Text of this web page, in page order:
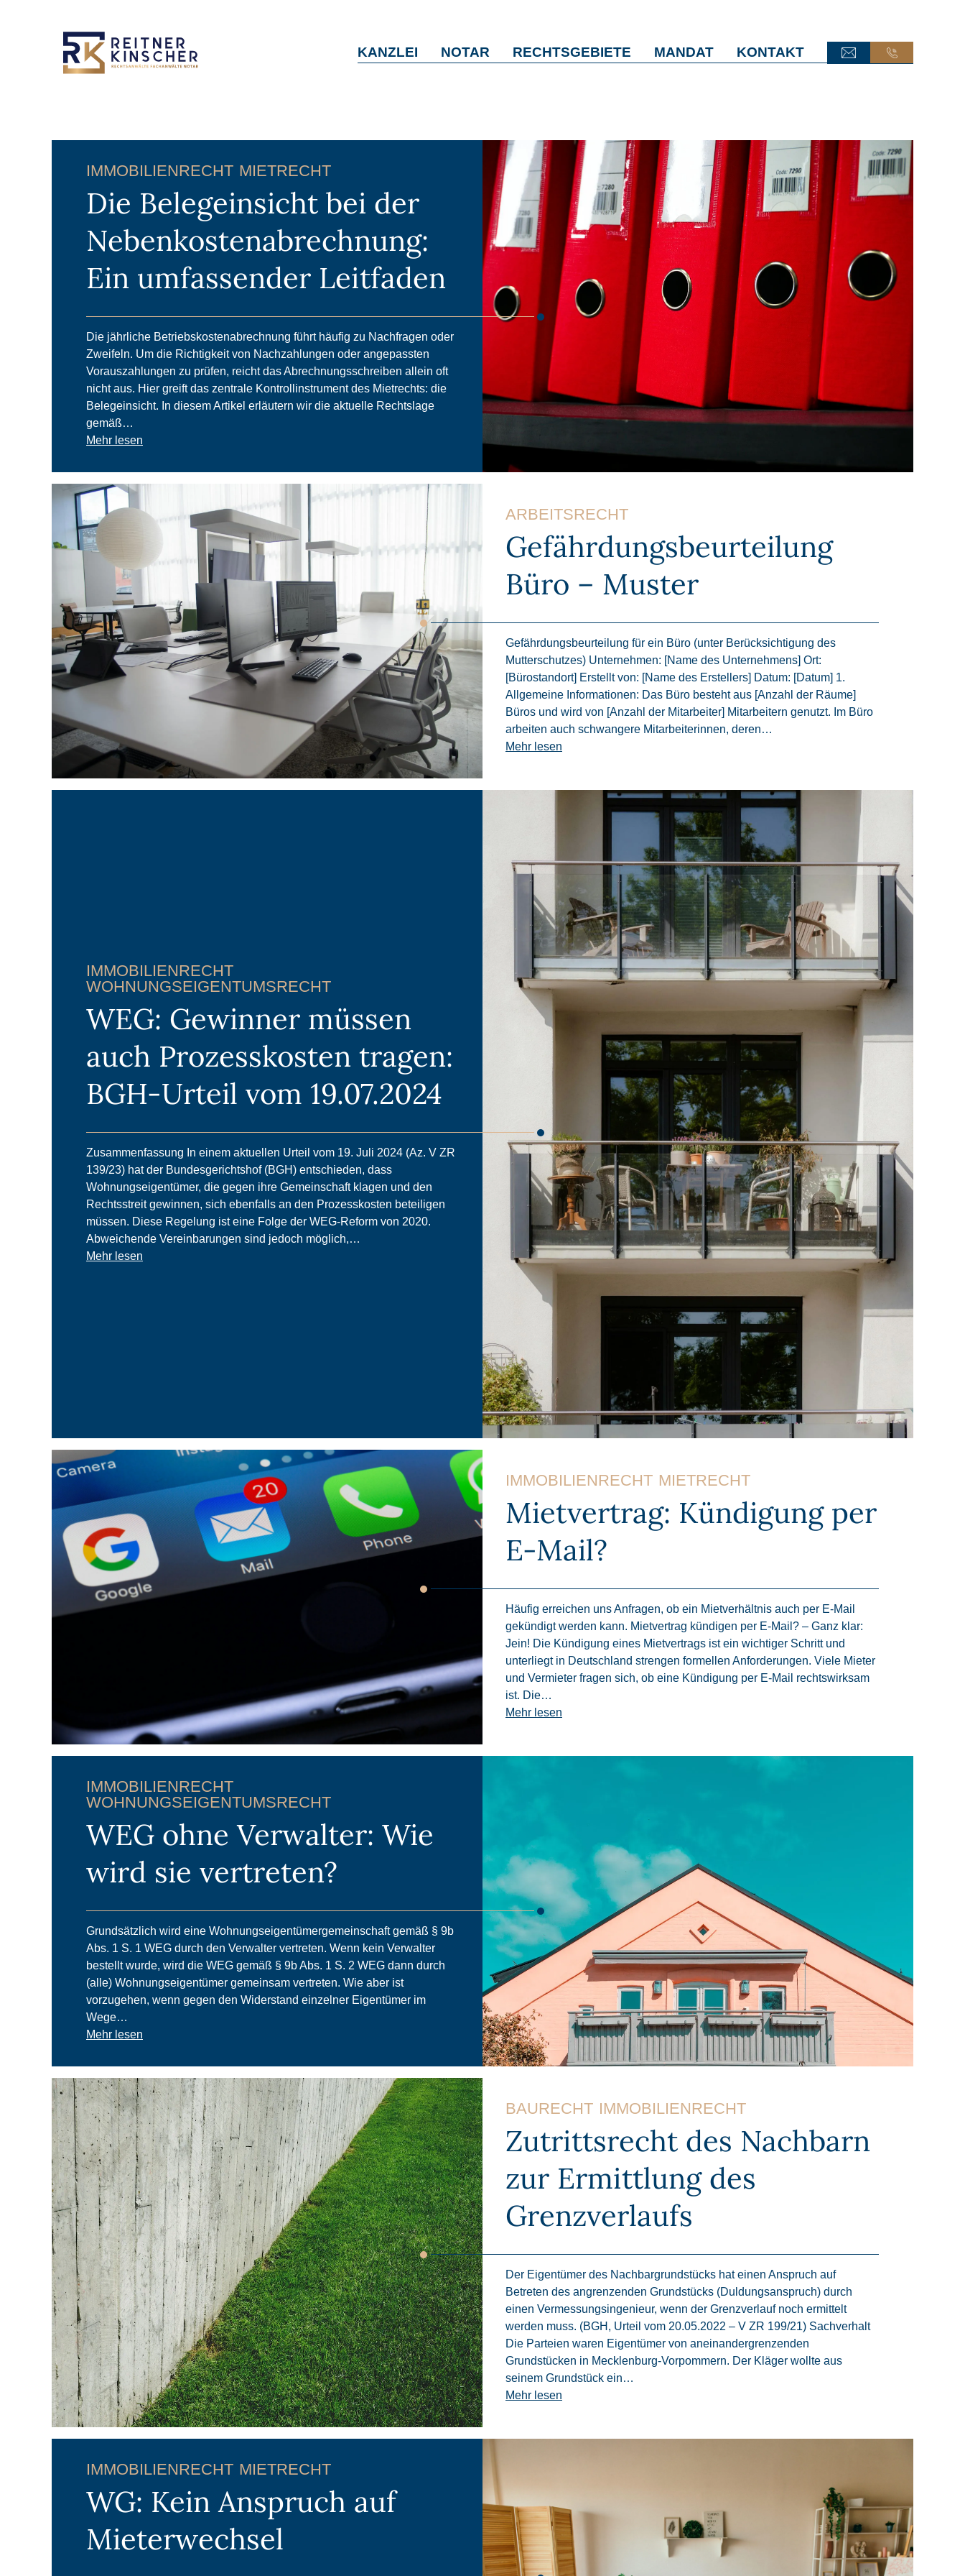
KANZLEI NOTAR RECHTSGEBIETE MANDAT KONTAKT
ONLINE-TERMINANFRAGE
ONLINE-AKTE
ONLINE-TERMINANFRAGE
ONLINE-AKTE
IMMOBILIENRECHT MIETRECHT
Die Belegeinsicht bei der
Nebenkostenabrechnung:
Ein umfassender Leitfaden
Die jährliche Betriebskostenabrechnung führt häufig zu Nachfragen oder
Zweifeln. Um die Richtigkeit von Nachzahlungen oder angepassten
Vorauszahlungen zu prüfen, reicht das Abrechnungsschreiben allein oft
nicht aus. Hier greift das zentrale Kontrollinstrument des Mietrechts: die
Belegeinsicht. In diesem Artikel erläutern wir die aktuelle Rechtslage
gemäß…
Mehr lesen
ARBEITSRECHT
Gefährdungsbeurteilung
Büro – Muster
Gefährdungsbeurteilung für ein Büro (unter Berücksichtigung des
Mutterschutzes) Unternehmen: [Name des Unternehmens] Ort:
[Bürostandort] Erstellt von: [Name des Erstellers] Datum: [Datum] 1.
Allgemeine Informationen: Das Büro besteht aus [Anzahl der Räume]
Büros und wird von [Anzahl der Mitarbeiter] Mitarbeitern genutzt. Im Büro
arbeiten auch schwangere Mitarbeiterinnen, deren…
Mehr lesen
IMMOBILIENRECHT
WOHNUNGSEIGENTUMSRECHT
WEG: Gewinner müssen
auch Prozesskosten tragen:
BGH-Urteil vom 19.07.2024
Zusammenfassung In einem aktuellen Urteil vom 19. Juli 2024 (Az. V ZR
139/23) hat der Bundesgerichtshof (BGH) entschieden, dass
Wohnungseigentümer, die gegen ihre Gemeinschaft klagen und den
Rechtsstreit gewinnen, sich ebenfalls an den Prozesskosten beteiligen
müssen. Diese Regelung ist eine Folge der WEG-Reform von 2020.
Abweichende Vereinbarungen sind jedoch möglich,…
Mehr lesen
IMMOBILIENRECHT MIETRECHT
Mietvertrag: Kündigung per
E-Mail?
Häufig erreichen uns Anfragen, ob ein Mietverhältnis auch per E-Mail
gekündigt werden kann. Mietvertrag kündigen per E-Mail? – Ganz klar:
Jein! Die Kündigung eines Mietvertrags ist ein wichtiger Schritt und
unterliegt in Deutschland strengen formellen Anforderungen. Viele Mieter
und Vermieter fragen sich, ob eine Kündigung per E-Mail rechtswirksam
ist. Die…
Mehr lesen
IMMOBILIENRECHT
WOHNUNGSEIGENTUMSRECHT
WEG ohne Verwalter: Wie
wird sie vertreten?
Grundsätzlich wird eine Wohnungseigentümergemeinschaft gemäß § 9b
Abs. 1 S. 1 WEG durch den Verwalter vertreten. Wenn kein Verwalter
bestellt wurde, wird die WEG gemäß § 9b Abs. 1 S. 2 WEG dann durch
(alle) Wohnungseigentümer gemeinsam vertreten. Wie aber ist
vorzugehen, wenn gegen den Widerstand einzelner Eigentümer im
Wege…
Mehr lesen
BAURECHT IMMOBILIENRECHT
Zutrittsrecht des Nachbarn
zur Ermittlung des
Grenzverlaufs
Der Eigentümer des Nachbargrundstücks hat einen Anspruch auf
Betreten des angrenzenden Grundstücks (Duldungsanspruch) durch
einen Vermessungsingenieur, wenn der Grenzverlauf noch ermittelt
werden muss. (BGH, Urteil vom 20.05.2022 – V ZR 199/21) Sachverhalt
Die Parteien waren Eigentümer von aneinandergrenzenden
Grundstücken in Mecklenburg-Vorpommern. Der Kläger wollte aus
seinem Grundstück ein…
Mehr lesen
IMMOBILIENRECHT MIETRECHT
WG: Kein Anspruch auf
Mieterwechsel